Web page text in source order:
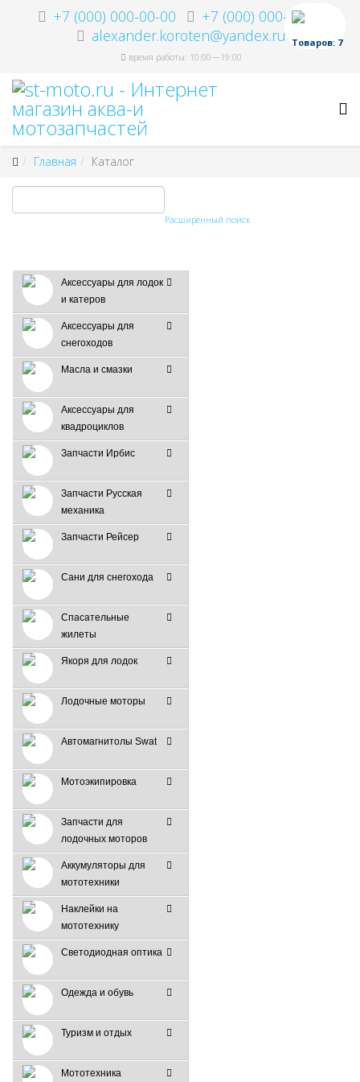
+7 (000) 000-00-00
+7 (000) 000-00-00
alexander.koroten@yandex.ru
время работы: 10:00—19:00
Товаров: 7
Главная Каталог
Расширенный поиск
Аксессуары для лодок
и катеров
Аксессуары для
снегоходов
Масла и смазки
Аксессуары для
квадроциклов
Запчасти Ирбис
Запчасти Русская
механика
Запчасти Рейсер
Сани для снегохода
Спасательные
жилеты
Якоря для лодок
Лодочные моторы
Автомагнитолы Swat
Мотоэкипировка
Запчасти для
лодочных моторов
Аккумуляторы для
мототехники
Наклейки на
мототехнику
Светодиодная оптика
Одежда и обувь
Туризм и отдых
Мототехника